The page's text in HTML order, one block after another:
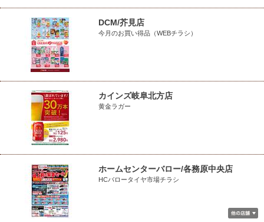
DCM/芥見店
今月のお買い得品（WEBチラシ）
カインズ岐阜北方店
黄金ラガー
ホームセンターバロー/各務原中央店
HCバロータイヤ市場チラシ